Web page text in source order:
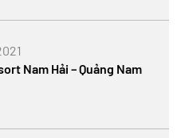
Nam Hải – Quảng Nam